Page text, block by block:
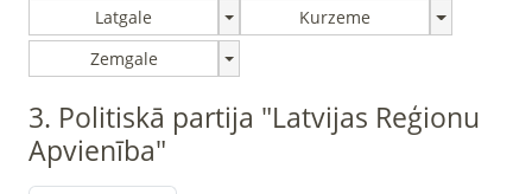
Latgale
Kurzeme
Zemgale
3. Politiskā partija "Latvijas Reģionu
Apvienība"